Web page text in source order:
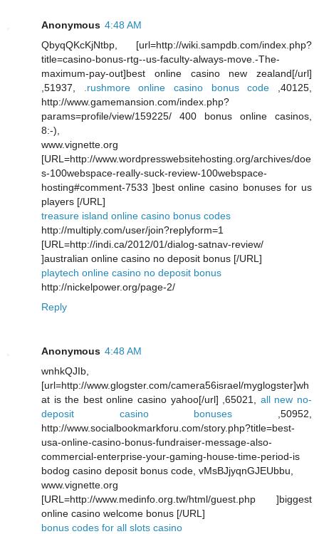
Anonymous 4:48 AM
QbyqQKcKjNtbp, [url=http://wiki.sampdb.com/index.php?
title=casino-bonus-rtg--us-faculty-always-move.-The-
maximum-pay-out]best online casino new zealand[/url]
,51937,
.rushmore online casino bonus code ,40125,
http://www.gamemansion.com/index.php?
params=profile/view/159225/ 400 bonus online casinos,
8:-),
www.vignette.org
[URL=http://www.wordpresswebsitehosting.org/archives/doe
s-100webspace-really-suck-review-100webspace-
hosting#comment-7533 ]best online casino bonuses for us
players [/URL]
treasure island online casino bonus codes
http://multiply.com/user/join?replyform=1
[URL=http://indi.ca/2012/01/dialog-satnav-review/
]australian online casino no deposit bonus [/URL]
playtech online casino no deposit bonus
http://nickelpower.org/page-2/
Reply
Anonymous 4:48 AM
wnhkQJIb,
[url=http://www.glogster.com/camera56israel/myglogster]wh
at is the best online casino yahoo[/url] ,65021, all new no-
deposit casino bonuses ,50952,
http://www.socialbookmarkforu.com/story.php?title=best-
usa-online-casino-bonus-fundraiser-message-also-
commercial-enterprise-your-gaming-house-time-period-is
bodog casino deposit bonus code, vMsBJjyqnGJEUbbu,
www.vignette.org
[URL=http://www.medinfo.org.tw/html/guest.php ]biggest
online casino welcome bonus [/URL]
bonus codes for all slots casino